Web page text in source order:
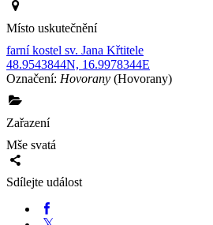
Místo uskutečnění
farní kostel sv. Jana Křtitele
48.9543844N, 16.9978344E
Označení: Hovorany (Hovorany)
Zařazení
Mše svatá
Sdílejte událost